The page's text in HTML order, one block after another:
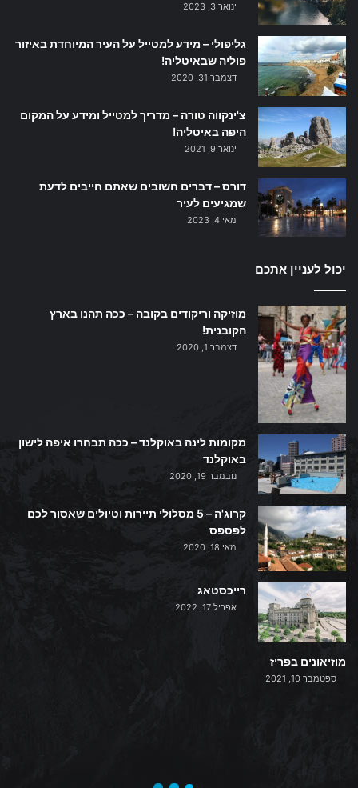
ינואר 3, 2023
גליפולי – מידע למטייל על העיר המיוחדת באיזור
פוליה שבאיטליה!
דצמבר 31, 2020
צ'ינקווה טורה – מדריך למטייל ומידע על המקום
היפה באיטליה!
ינואר 9, 2021
דורס – דברים חשובים שאתם חייבים לדעת
שמגיעים לעיר
מאי 4, 2023
יכול לעניין אתכם
מוזיקה וריקודים בקובה – ככה תהנו בארץ
הקובנית!
דצמבר 1, 2020
מקומות לינה באוקלנד – ככה תבחרו איפה לישון
באוקלנד
נובמבר 19, 2020
קרוג'ה – 5 מסלולי תיירות וטיולים שאסור לכם
לפספס
מאי 18, 2020
רייכסטאג
אפריל 17, 2022
מוזיאונים בפריז
ספטמבר 10, 2021